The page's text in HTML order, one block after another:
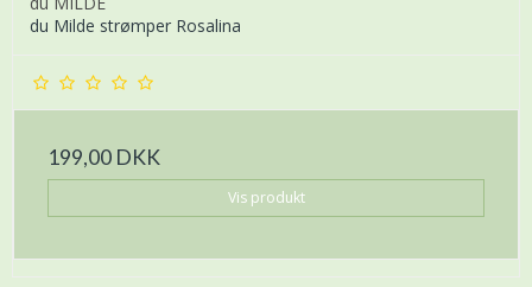
du Milde strømper Rosalina
199,00 DKK
Vis produkt